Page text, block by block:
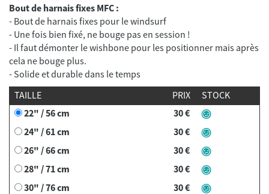
Bout de harnais fixes MFC :
- Bout de harnais fixes pour le windsurf
- Une fois bien fixé, ne bouge pas en session !
- Il faut démonter le wishbone pour les positionner mais après
cela ne bouge plus.
- Solide et durable dans le temps
TAILLE
PRIX
STOCK
22" / 56 cm
30 €
24" / 61 cm
30 €
26" / 66 cm
30 €
28" / 71 cm
30 €
30" / 76 cm
30 €